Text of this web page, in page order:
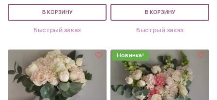
В КОРЗИНУ
Быстрый заказ
В КОРЗИНУ
Быстрый заказ
Новинка!